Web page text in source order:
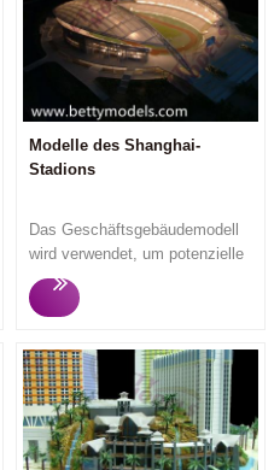
Modelle des Shanghai-
Stadions
Das Geschäftsgebäudemodell
wird verwendet, um potenzielle
Käufer und Investoren für
Marketingveranstaltungen oder
anzulocken, da die Zuschauer
das Designkonzept, die
Struktur und Funktion usw. des
Geschäftsgebäudes verstehen
können . Betty Models